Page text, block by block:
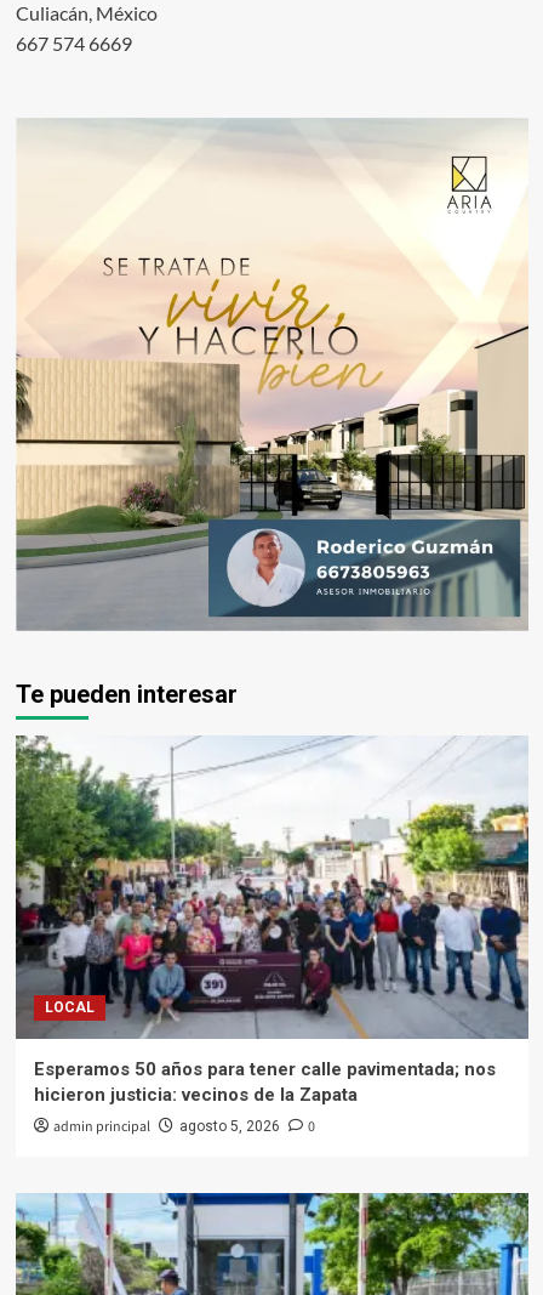
Culiacán, México
667 574 6669
Te pueden interesar
LOCAL
Esperamos 50 años para tener calle pavimentada; nos
hicieron justicia: vecinos de la Zapata
admin principal agosto 5, 2026 0